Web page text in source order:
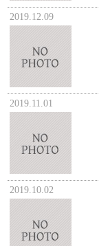
2019.12.09
2019.11.01
2019.10.02